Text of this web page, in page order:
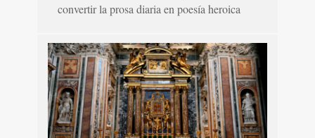
convertir la prosa diaria en poesía heroica